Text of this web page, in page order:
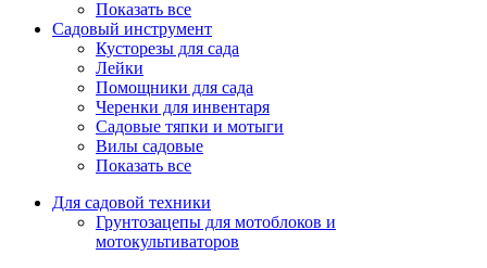
Показать все
Садовый инструмент
Кусторезы для сада
Лейки
Помощники для сада
Черенки для инвентаря
Садовые тяпки и мотыги
Вилы садовые
Показать все
Для садовой техники
Грунтозацепы для мотоблоков и
мотокультиваторов